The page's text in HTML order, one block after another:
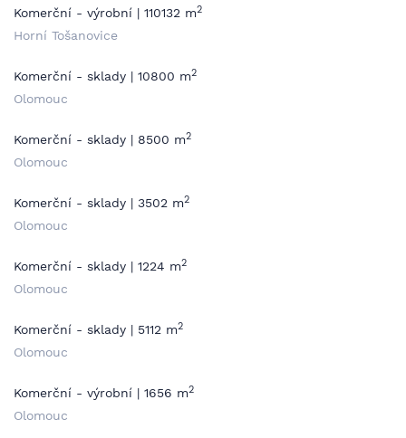
Komerční - výrobní | 110132 m2
Horní Tošanovice
Komerční - sklady | 10800 m2
Olomouc
Komerční - sklady | 8500 m2
Olomouc
Komerční - sklady | 3502 m2
Olomouc
Komerční - sklady | 1224 m2
Olomouc
Komerční - sklady | 5112 m2
Olomouc
Komerční - výrobní | 1656 m2
Olomouc